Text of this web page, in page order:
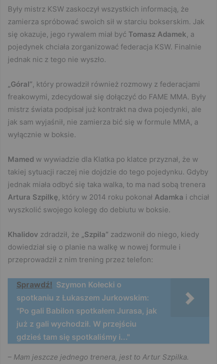
Były mistrz KSW zaskoczył wszystkich informacją, że
zamierza spróbować swoich sił w starciu bokserskim. Jak
się okazuje, jego rywalem miał być Tomasz Adamek, a
pojedynek chciała zorganizować federacja KSW. Finalnie
jednak nic z tego nie wyszło.
„Góral”, który prowadził również rozmowy z federacjami
freakowymi, zdecydował się dołączyć do FAME MMA. Były
mistrz świata podpisał już kontrakt na dwa pojedynki, ale
jak sam wyjaśnił, nie zamierza bić się w formule MMA, a
wyłącznie w boksie.
Mamed w wywiadzie dla Klatka po klatce przyznał, że w
takiej sytuacji raczej nie dojdzie do tego pojedynku. Gdyby
jednak miała odbyć się taka walka, to ma nad sobą trenera
Artura Szpilkę, który w 2014 roku pokonał Adamka i chciał
wyszkolić swojego kolegę do debiutu w boksie.
Khalidov zdradził, że „Szpila” zadzwonił do niego, kiedy
dowiedział się o planie na walkę w nowej formule i
przeprowadził z nim trening przez telefon:
Sprawdź! Szymon Kołecki o
spotkaniu z Łukaszem Jurkowskim:
"Po gali Babilon spotkałem Jurasa, jak
już z gali wychodził. W przejściu
gdzieś tam się spotkaliśmy i..."
– Mam jeszcze jednego trenera, jest to Artur Szpilka.